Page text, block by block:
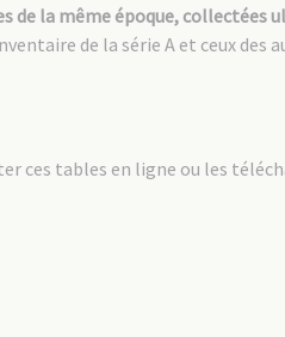
de la même époque, collectées
de la série A et ceux des
ces tables en ligne ou les